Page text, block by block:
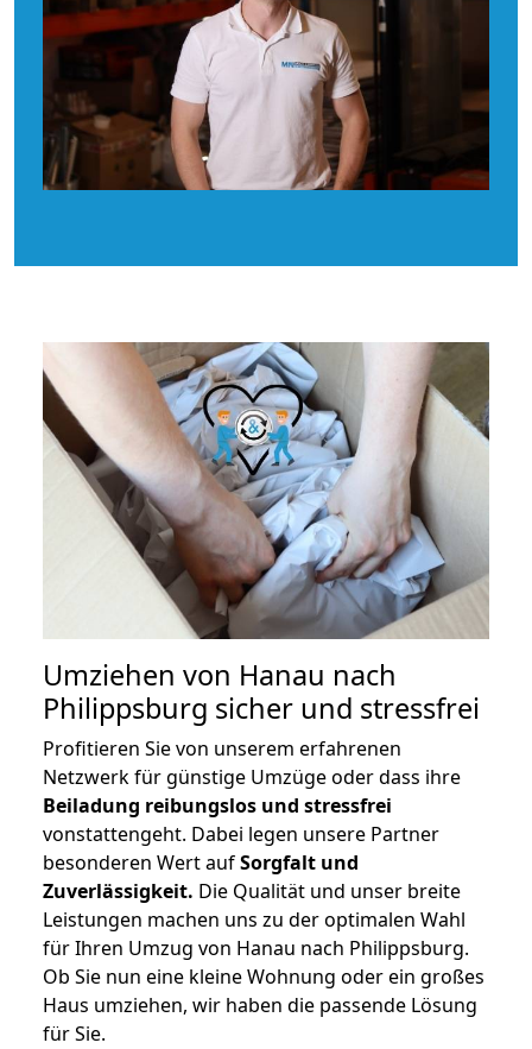
Umziehen von Hanau nach
Philippsburg sicher und stressfrei
Profitieren Sie von unserem erfahrenen
Netzwerk für günstige Umzüge oder dass ihre
Beiladung reibungslos und stressfrei
vonstattengeht. Dabei legen unsere Partner
besonderen Wert aufSorgfalt und
Zuverlässigkeit. Die Qualität und unser breite
Leistungen machen uns zu der optimalen Wahl
für Ihren Umzug von Hanau nach Philippsburg.
Ob Sie nun eine kleine Wohnung oder ein großes
Haus umziehen, wir haben die passende Lösung
für Sie.